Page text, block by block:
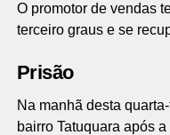
O promotor de vendas
terceiro graus e se
Prisão
Na manhã desta
bairro Tatuquara após